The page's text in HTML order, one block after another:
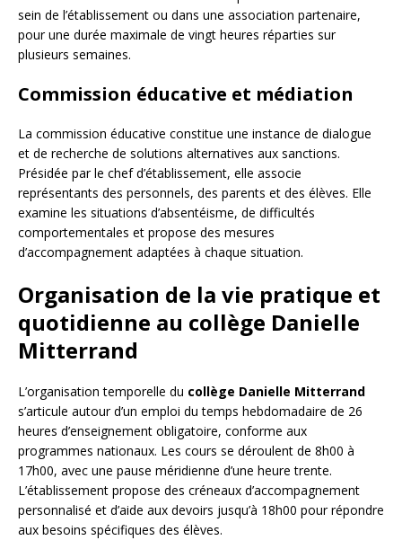
sein de l’établissement ou dans une association partenaire,
pour une durée maximale de vingt heures réparties sur
plusieurs semaines.
Commission éducative et médiation
La commission éducative constitue une instance de dialogue
et de recherche de solutions alternatives aux sanctions.
Présidée par le chef d’établissement, elle associe
représentants des personnels, des parents et des élèves. Elle
examine les situations d’absentéisme, de difficultés
comportementales et propose des mesures
d’accompagnement adaptées à chaque situation.
Organisation de la vie pratique et
quotidienne au collège Danielle
Mitterrand
L’organisation temporelle du collège Danielle Mitterrand
s’articule autour d’un emploi du temps hebdomadaire de 26
heures d’enseignement obligatoire, conforme aux
programmes nationaux. Les cours se déroulent de 8h00 à
17h00, avec une pause méridienne d’une heure trente.
L’établissement propose des créneaux d’accompagnement
personnalisé et d’aide aux devoirs jusqu’à 18h00 pour répondre
aux besoins spécifiques des élèves.